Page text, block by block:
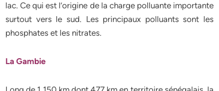
lac. Ce qui est l’origine de la charge polluante importante
surtout vers le sud. Les principaux polluants sont les
phosphates et les nitrates.
La Gambie